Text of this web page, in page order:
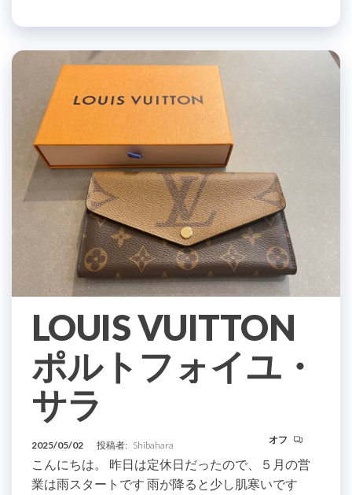
LOUIS VUITTON
ポルトフォイユ・
サラ
2025/05/02 投稿者: Shibahara オフ
こんにちは。 昨日は定休日だったので、５月の営
業は雨スタートです 雨が降ると少し肌寒いです